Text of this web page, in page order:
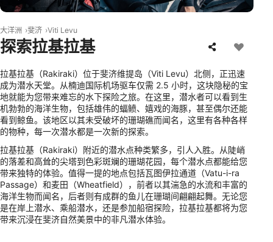
大洋洲 斐济 Viti Levu
探索拉基拉基
拉基拉基（Rakiraki）位于斐济维提岛（Viti Levu）北侧，正迅速
成为潜水天堂。从楠迪国际机场驱车仅需 2.5 小时，这块隐秘的宝
地就能为您带来难忘的水下探险之旅。在这里，潜水者可以看到生
机勃勃的海洋生物，包括雄伟的蝠鲼、嬉戏的海豚，甚至偶尔还能
看到鲸鱼。该地区以其未受破坏的珊瑚礁而闻名，这里有各种各样
的物种，每一次潜水都是一次新的探索。
拉基拉基（Rakiraki）附近的潜水点种类繁多，引人入胜。从陡峭
的落差和高耸的尖塔到色彩斑斓的珊瑚花园，每个潜水点都能给您
带来独特的体验。值得一提的地点包括瓦图伊拉通道（Vatu-i-ra
Passage）和麦田（Wheatfield），前者以其湍急的水流和丰富的
海洋生物而闻名，后者则有成群的鱼儿在珊瑚间翩翩起舞。无论您
是在岸上潜水、乘船潜水，还是参加船宿探险，拉基拉基都将为您
带来沉浸在斐济自然美景中的非凡潜水体验。